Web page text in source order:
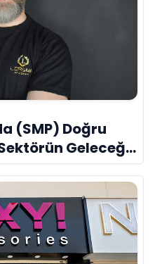
(SMP) Doğru
Geleceği:
Röportaj